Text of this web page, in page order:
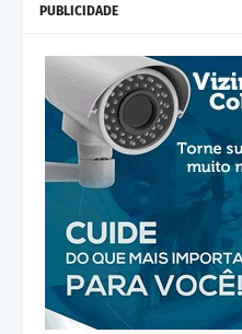
PUBLICIDADE